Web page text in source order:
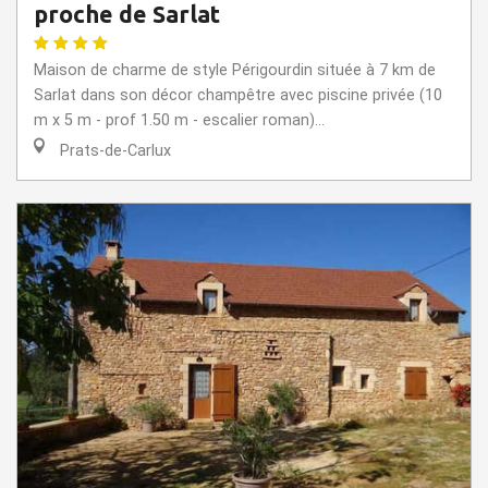
proche de Sarlat
Maison de charme de style Périgourdin située à 7 km de
Sarlat dans son décor champêtre avec piscine privée (10
m x 5 m - prof 1.50 m - escalier roman)...
Prats-de-Carlux